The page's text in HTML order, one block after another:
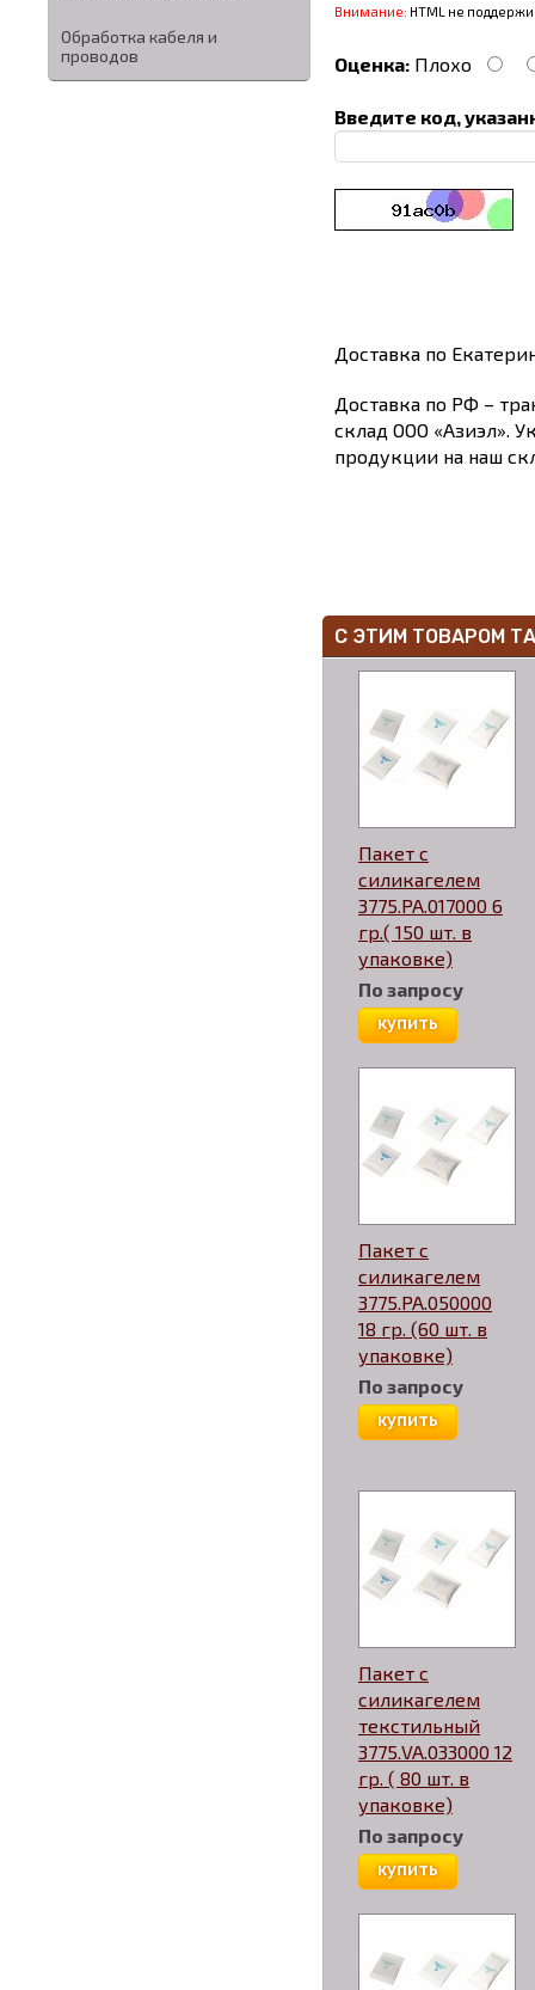
Обработка кабеля и
проводов
Внимание: HTML не
Оценка: Плохо
Введите код,
Доставка по
Доставка по РФ –
склад ООО «Азиэл».
продукции на наш
С ЭТИМ ТОВАРОМ
Пакет с
силикагелем
3775.PA.017000 6
гр.( 150 шт. в
упаковке)
По запросу
купить
Пакет с
силикагелем
3775.PA.050000
18 гр. (60 шт. в
упаковке)
По запросу
купить
Пакет с
силикагелем
текстильный
3775.VA.033000 12
гр. ( 80 шт. в
упаковке)
По запросу
купить